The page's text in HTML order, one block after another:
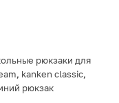
рюкзаки для
, kanken classic,
рюкзак